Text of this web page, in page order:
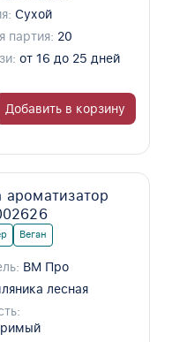
Сухой
партия: 20
от 16 до 25 дней
Добавить в корзину
ароматизатор
Веган
ВМ Про
лесная